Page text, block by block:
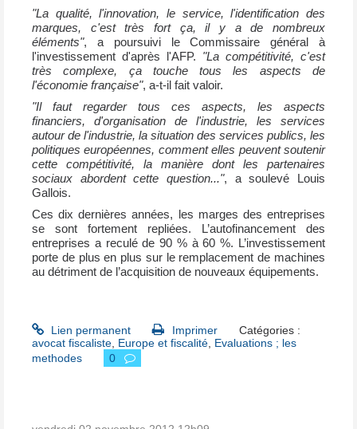
"La qualité, l'innovation, le service, l'identification des
marques, c'est très fort ça, il y a de nombreux
éléments", a poursuivi le Commissaire général à
l'investissement d'après l'AFP. "La compétitivité, c'est
très complexe, ça touche tous les aspects de
l'économie française", a-t-il fait valoir.
"Il faut regarder tous ces aspects, les aspects
financiers, d'organisation de l'industrie, les services
autour de l'industrie, la situation des services publics, les
politiques européennes, comment elles peuvent soutenir
cette compétitivité, la manière dont les partenaires
sociaux abordent cette question...", a soulevé Louis
Gallois.
Ces dix dernières années, les marges des entreprises
se sont fortement repliées. L’autofinancement des
entreprises a reculé de 90 % à 60 %. L’investissement
porte de plus en plus sur le remplacement de machines
au détriment de l’acquisition de nouveaux équipements.
Lien permanent Imprimer
Catégories :
avocat fiscaliste Europe et fiscalité Evaluations ; les
methodes
0